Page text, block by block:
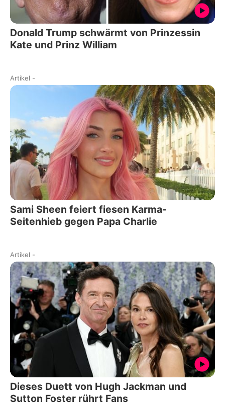
Donald Trump schwärmt von Prinzessin
Kate und Prinz William
Artikel -
Sami Sheen feiert fiesen Karma-
Seitenhieb gegen Papa Charlie
Artikel -
Dieses Duett von Hugh Jackman und
Sutton Foster rührt Fans